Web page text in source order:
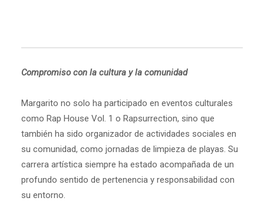
Compromiso con la cultura y la comunidad
Margarito no solo ha participado en eventos culturales
como Rap House Vol. 1 o Rapsurrection, sino que
también ha sido organizador de actividades sociales en
su comunidad, como jornadas de limpieza de playas. Su
carrera artística siempre ha estado acompañada de un
profundo sentido de pertenencia y responsabilidad con
su entorno.